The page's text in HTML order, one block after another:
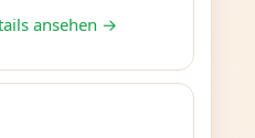
ansehen →